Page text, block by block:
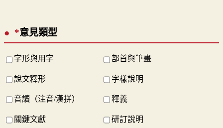
*意見類型
字形與用字 部首與筆畫
說文釋形 字樣說明
音讀（注音/漢拼） 釋義
關鍵文獻 研訂說明